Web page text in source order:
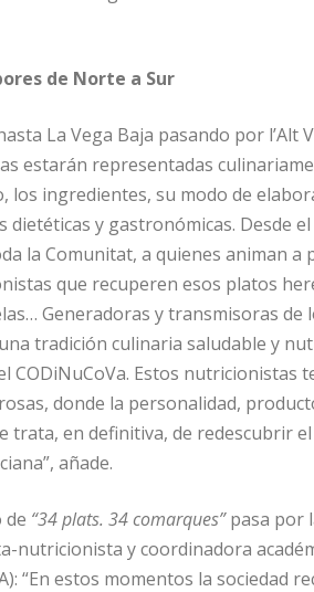
de Norte a Sur
La Vega Baja pasando por l’Alt
estarán representadas
los ingredientes, su modo de
dietéticas y gastronómicas. Desde
la Comunitat, a quienes animan
que recuperen esos platos
Generadoras y transmisoras
tradición culinaria saludable y
CODiNuCoVa. Estos
donde la personalidad,
trata, en definitiva, de redescubrir
añade.
de “34 plats. 34 comarques”pasa por
nutricionista y coordinadora
“En estos momentos la